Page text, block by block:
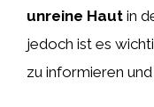
unreine Haut in
jedoch ist es
zu informieren